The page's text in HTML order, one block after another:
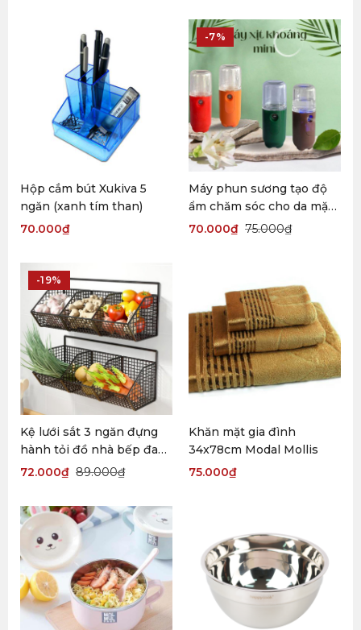
Hộp cắm bút Xukiva 5
ngăn (xanh tím than)
70.000₫
-7%
Máy phun sương tạo độ
ẩm chăm sóc cho da mặt
cầm tay mini75.000₫
70.000₫
-19%
Kệ lưới sắt 3 ngăn đựng
hành tỏi đồ nhà bếp đa
năng, kèm miếng dán
89.000₫
72.000₫
Khăn mặt gia đình
34x78cm Modal Mollis
75.000₫